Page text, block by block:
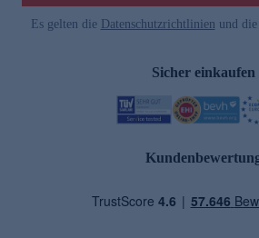
Es gelten die Datenschutzrichtlinien und die
Sicher einkaufen